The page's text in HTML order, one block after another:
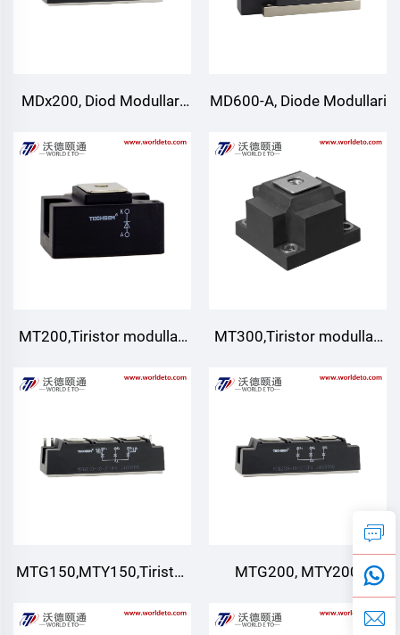
MDx200, Diod Modullari
TECHSEM
MD600-A, Diode Modullari
MT200,Tiristor modullari
turdagi)),TECHSEM
MT300,Tiristor modullari
turdagi)),TECHSEM
MTG150,MTY150,Tiristor
bo'lmagan
MTG200, MTY200,
Thyristor Modullari (Noqiy
emas tur) ,TECHSEM